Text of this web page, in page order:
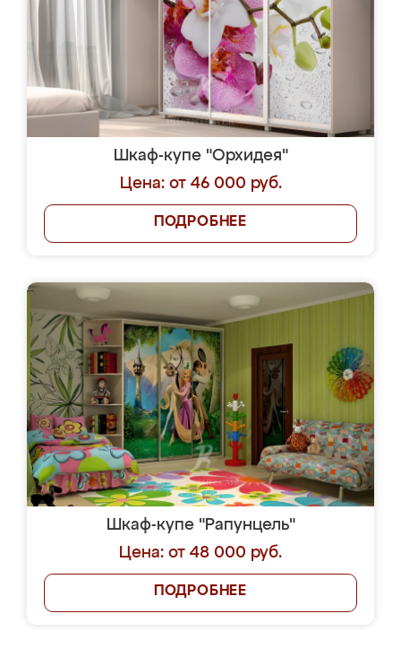
Шкаф-купе "Орхидея"
Цена: от 46 000 руб.
ПОДРОБНЕЕ
Шкаф-купе "Рапунцель"
Цена: от 48 000 руб.
ПОДРОБНЕЕ